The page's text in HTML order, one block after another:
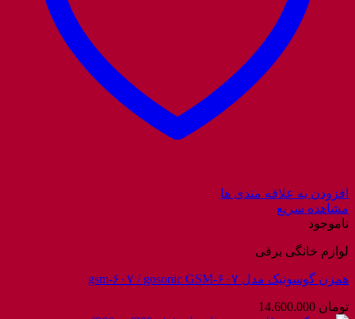
افزودن به علاقه مندی ها
مشاهده سریع
ناموجود
لوازم خانگی برقی
همزن گوسونیک مدل gsm-۶۰۷ / gosonic GSM-۶۰۷
تومان